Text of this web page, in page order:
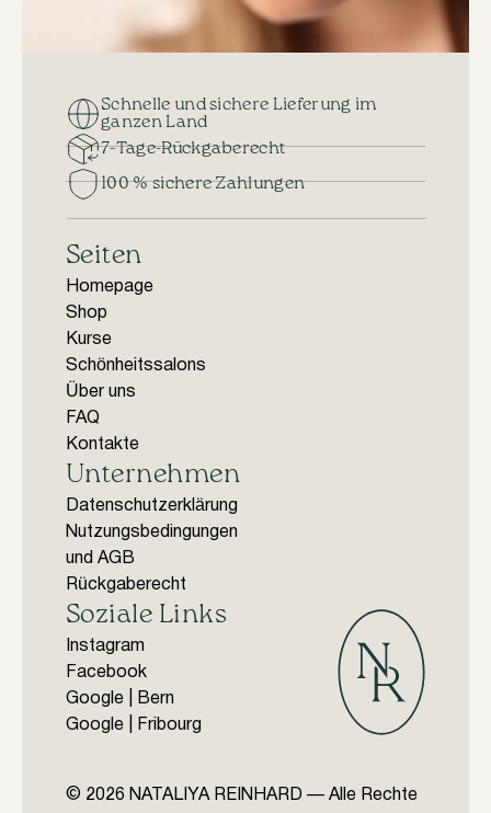
Schnelle und sichere Lieferung im
ganzen Land
7-Tage-Rückgaberecht
100 % sichere Zahlungen
Seiten
Homepage
Shop
Kurse
Schönheitssalons
Über uns
FAQ
Kontakte
Unternehmen
Datenschutzerklärung
Nutzungsbedingungen
und AGB
Rückgaberecht
Soziale Links
Instagram
Facebook
Google | Bern
Google | Fribourg
© 2026 NATALIYA REINHARD — Alle Rechte